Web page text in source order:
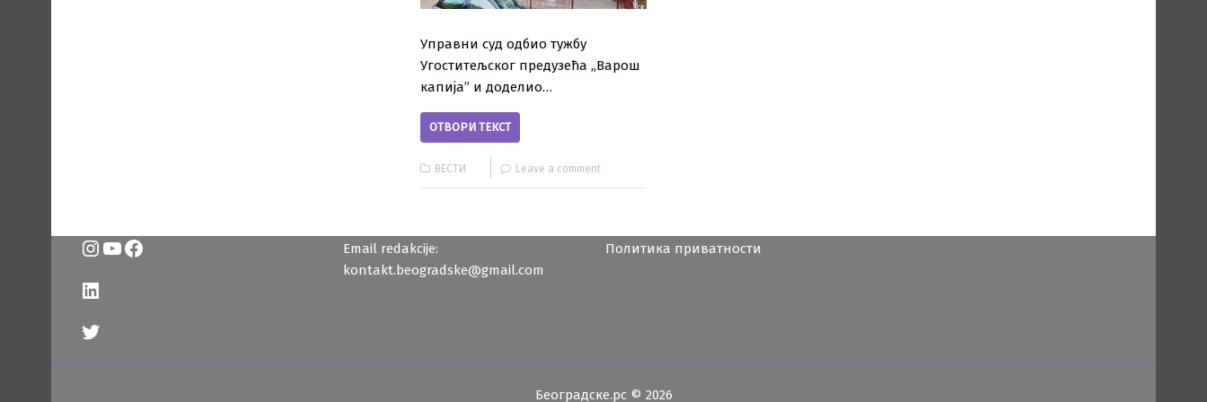
Управни суд одбио тужбу
Угоститељског предузећа „Варош
капија” и доделио…
ОТВОРИ ТЕКСТ
ВЕСТИ Leave a comment
Instagram
YouTube
Facebook
LinkedIn
Twitter
Email redakcije:
kontakt.beogradske@gmail.com
Политика приватности
Београдске.рс © 2026